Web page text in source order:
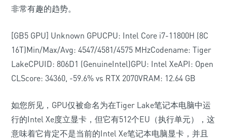
非常有趣的趋势。
[GB5 GPU] Unknown GPUCPU: Intel Core i7-11800H (8C
16T)Min/Max/Avg: 4547/4581/4575 MHzCodename: Tiger
LakeCPUID: 806D1 (GenuineIntel)GPU: Intel XeAPI: Open
CLScore: 34360, -59.6% vs RTX 2070VRAM: 12.64 GB
如您所见，GPU仅被命名为在Tiger Lake笔记本电脑中运
行的Intel Xe度立显卡，但它有512个EU（执行单元），这
意味着它肯定不是当前的Intel Xe笔记本电脑显卡，并且